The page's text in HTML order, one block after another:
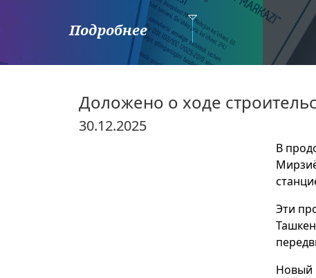
Подробнее
Доложено о ходе
30.12.2025
В
Эти
Новый